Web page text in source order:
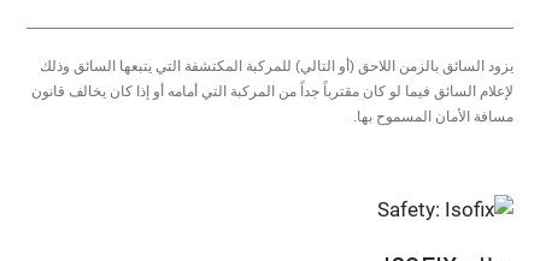
يزود السائق بالزمن اللاحق (أو التالي) للمركبة المكتشفة التي يتبعها السائق وذلك
لإعلام السائق فيما لو كان مقترباً جداً من المركبة التي أمامه أو إذا كان يخالف قانون
مسافة الأمان المسموح بها.